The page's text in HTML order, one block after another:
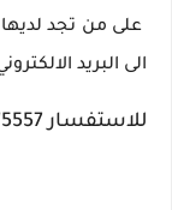
على من تجد لديها
الى البريد
للاستفسار 0798575557.